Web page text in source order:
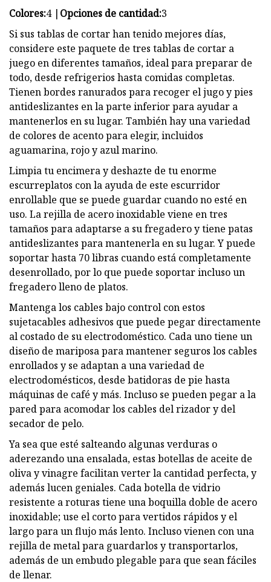
Colores:4 | Opciones de cantidad:3
Si sus tablas de cortar han tenido mejores días,
considere este paquete de tres tablas de cortar a
juego en diferentes tamaños, ideal para preparar de
todo, desde refrigerios hasta comidas completas.
Tienen bordes ranurados para recoger el jugo y pies
antideslizantes en la parte inferior para ayudar a
mantenerlos en su lugar. También hay una variedad
de colores de acento para elegir, incluidos
aguamarina, rojo y azul marino.
Limpia tu encimera y deshazte de tu enorme
escurreplatos con la ayuda de este escurridor
enrollable que se puede guardar cuando no esté en
uso. La rejilla de acero inoxidable viene en tres
tamaños para adaptarse a su fregadero y tiene patas
antideslizantes para mantenerla en su lugar. Y puede
soportar hasta 70 libras cuando está completamente
desenrollado, por lo que puede soportar incluso un
fregadero lleno de platos.
Mantenga los cables bajo control con estos
sujetacables adhesivos que puede pegar directamente
al costado de su electrodoméstico. Cada uno tiene un
diseño de mariposa para mantener seguros los cables
enrollados y se adaptan a una variedad de
electrodomésticos, desde batidoras de pie hasta
máquinas de café y más. Incluso se pueden pegar a la
pared para acomodar los cables del rizador y del
secador de pelo.
Ya sea que esté salteando algunas verduras o
aderezando una ensalada, estas botellas de aceite de
oliva y vinagre facilitan verter la cantidad perfecta, y
además lucen geniales. Cada botella de vidrio
resistente a roturas tiene una boquilla doble de acero
inoxidable; use el corto para vertidos rápidos y el
largo para un flujo más lento. Incluso vienen con una
rejilla de metal para guardarlos y transportarlos,
además de un embudo plegable para que sean fáciles
de llenar.